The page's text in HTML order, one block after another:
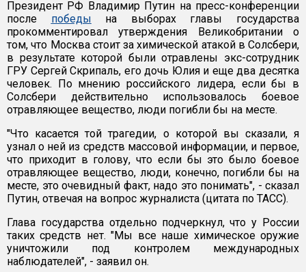
Президент РФ Владимир Путин на пресс-конференции
после победы на выборах главы государства
прокомментировал утверждения Великобритании о
том, что Москва стоит за химической атакой в Солсбери,
в результате которой были отравлены экс-сотрудник
ГРУ Сергей Скрипаль, его дочь Юлия и еще два десятка
человек. По мнению российского лидера, если бы в
Солсбери действительно использовалось боевое
отравляющее вещество, люди погибли бы на месте.
"Что касается той трагедии, о которой вы сказали, я
узнал о ней из средств массовой информации, и первое,
что приходит в голову, что если бы это было боевое
отравляющее вещество, люди, конечно, погибли бы на
месте, это очевидный факт, надо это понимать", - сказал
Путин, отвечая на вопрос журналиста (цитата по ТАСС).
Глава государства отдельно подчеркнул, что у России
таких средств нет. "Мы все наше химическое оружие
уничтожили под контролем международных
наблюдателей", - заявил он.